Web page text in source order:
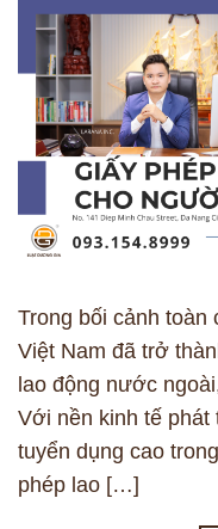
Trong bối cảnh toàn
Việt Nam đã trở
lao động nước
Với nền kinh tế phát
tuyển dụng cao
phép lao […]